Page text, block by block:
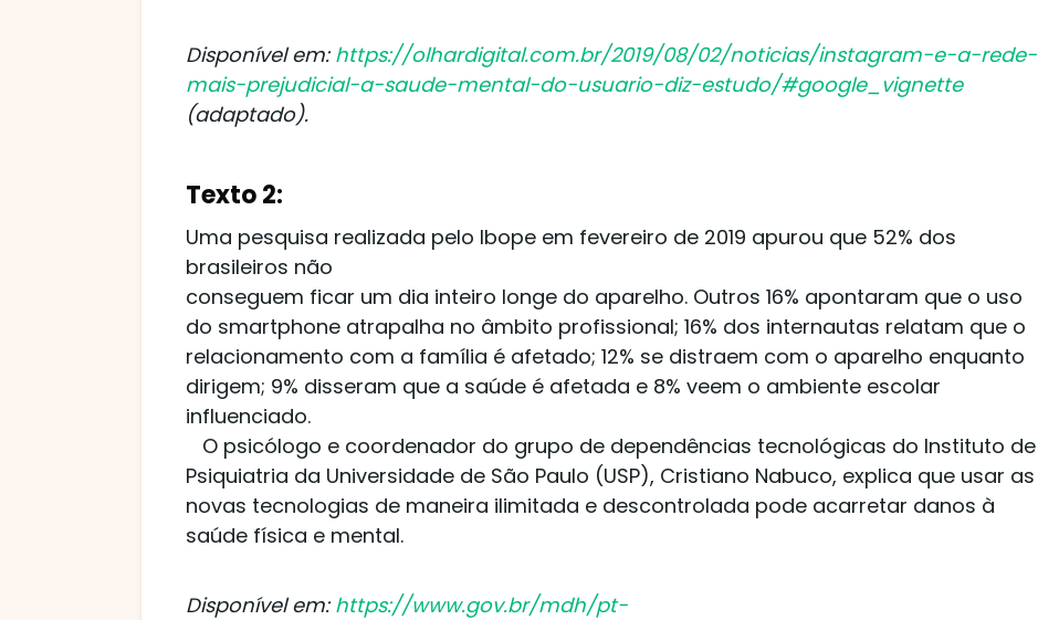
Disponível em: https://olhardigital.com.br/2019/08/02/noticias/instagram-e-a-rede-
mais-prejudicial-a-saude-mental-do-usuario-diz-estudo/#google_vignette
(adaptado).
Texto 2:
Uma pesquisa realizada pelo Ibope em fevereiro de 2019 apurou que 52% dos
brasileiros não
conseguem ficar um dia inteiro longe do aparelho. Outros 16% apontaram que o uso
do smartphone atrapalha no âmbito profissional; 16% dos internautas relatam que o
relacionamento com a família é afetado; 12% se distraem com o aparelho enquanto
dirigem; 9% disseram que a saúde é afetada e 8% veem o ambiente escolar
influenciado.
O psicólogo e coordenador do grupo de dependências tecnológicas do Instituto de
Psiquiatria da Universidade de São Paulo (USP), Cristiano Nabuco, explica que usar as
novas tecnologias de maneira ilimitada e descontrolada pode acarretar danos à
saúde física e mental.
Disponível em: https://www.gov.br/mdh/pt-